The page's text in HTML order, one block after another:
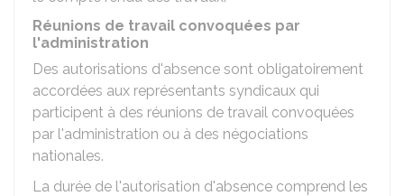
Réunions de travail convoquées par
l'administration
Des autorisations d'absence sont obligatoirement
accordées aux représentants syndicaux qui
participent à des réunions de travail convoquées
par l'administration ou à des négociations
nationales.
La durée de l'autorisation d'absence comprend les